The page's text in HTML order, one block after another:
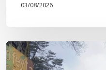
03/08/2026
En
defensa